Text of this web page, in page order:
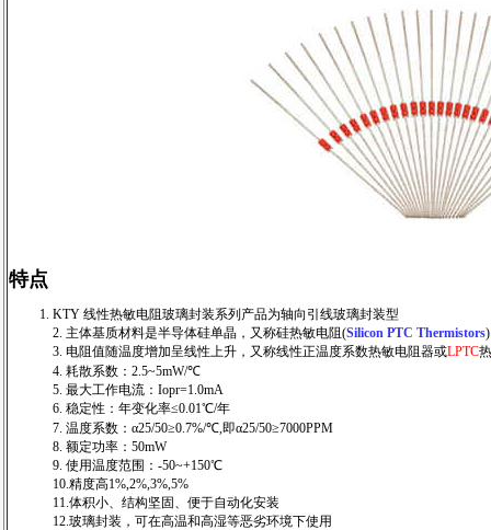
特点
KTY 线性热敏电阻玻璃封装系列产品为轴向引线玻璃封装型
2. 主体基质材料是半导体硅单晶，又称硅热敏电阻(Silicon PTC Thermistors)
3. 电阻值随温度增加呈线性上升，又称线性正温度系数热敏电阻器或LPTC
4. 耗散系数：2.5~5mW/℃
5. 最大工作电流：Iopr=1.0mA
6. 稳定性：年变化率≤0.01℃/年
7. 温度系数：α25/50≥0.7%/℃,即α25/50≥7000PPM
8. 额定功率：50mW
9. 使用温度范围：-50~+150℃
10.精度高1%,2%,3%,5%
11.体积小、结构坚固、便于自动化安装
12.玻璃封装，可在高温和高湿等恶劣环境下使用